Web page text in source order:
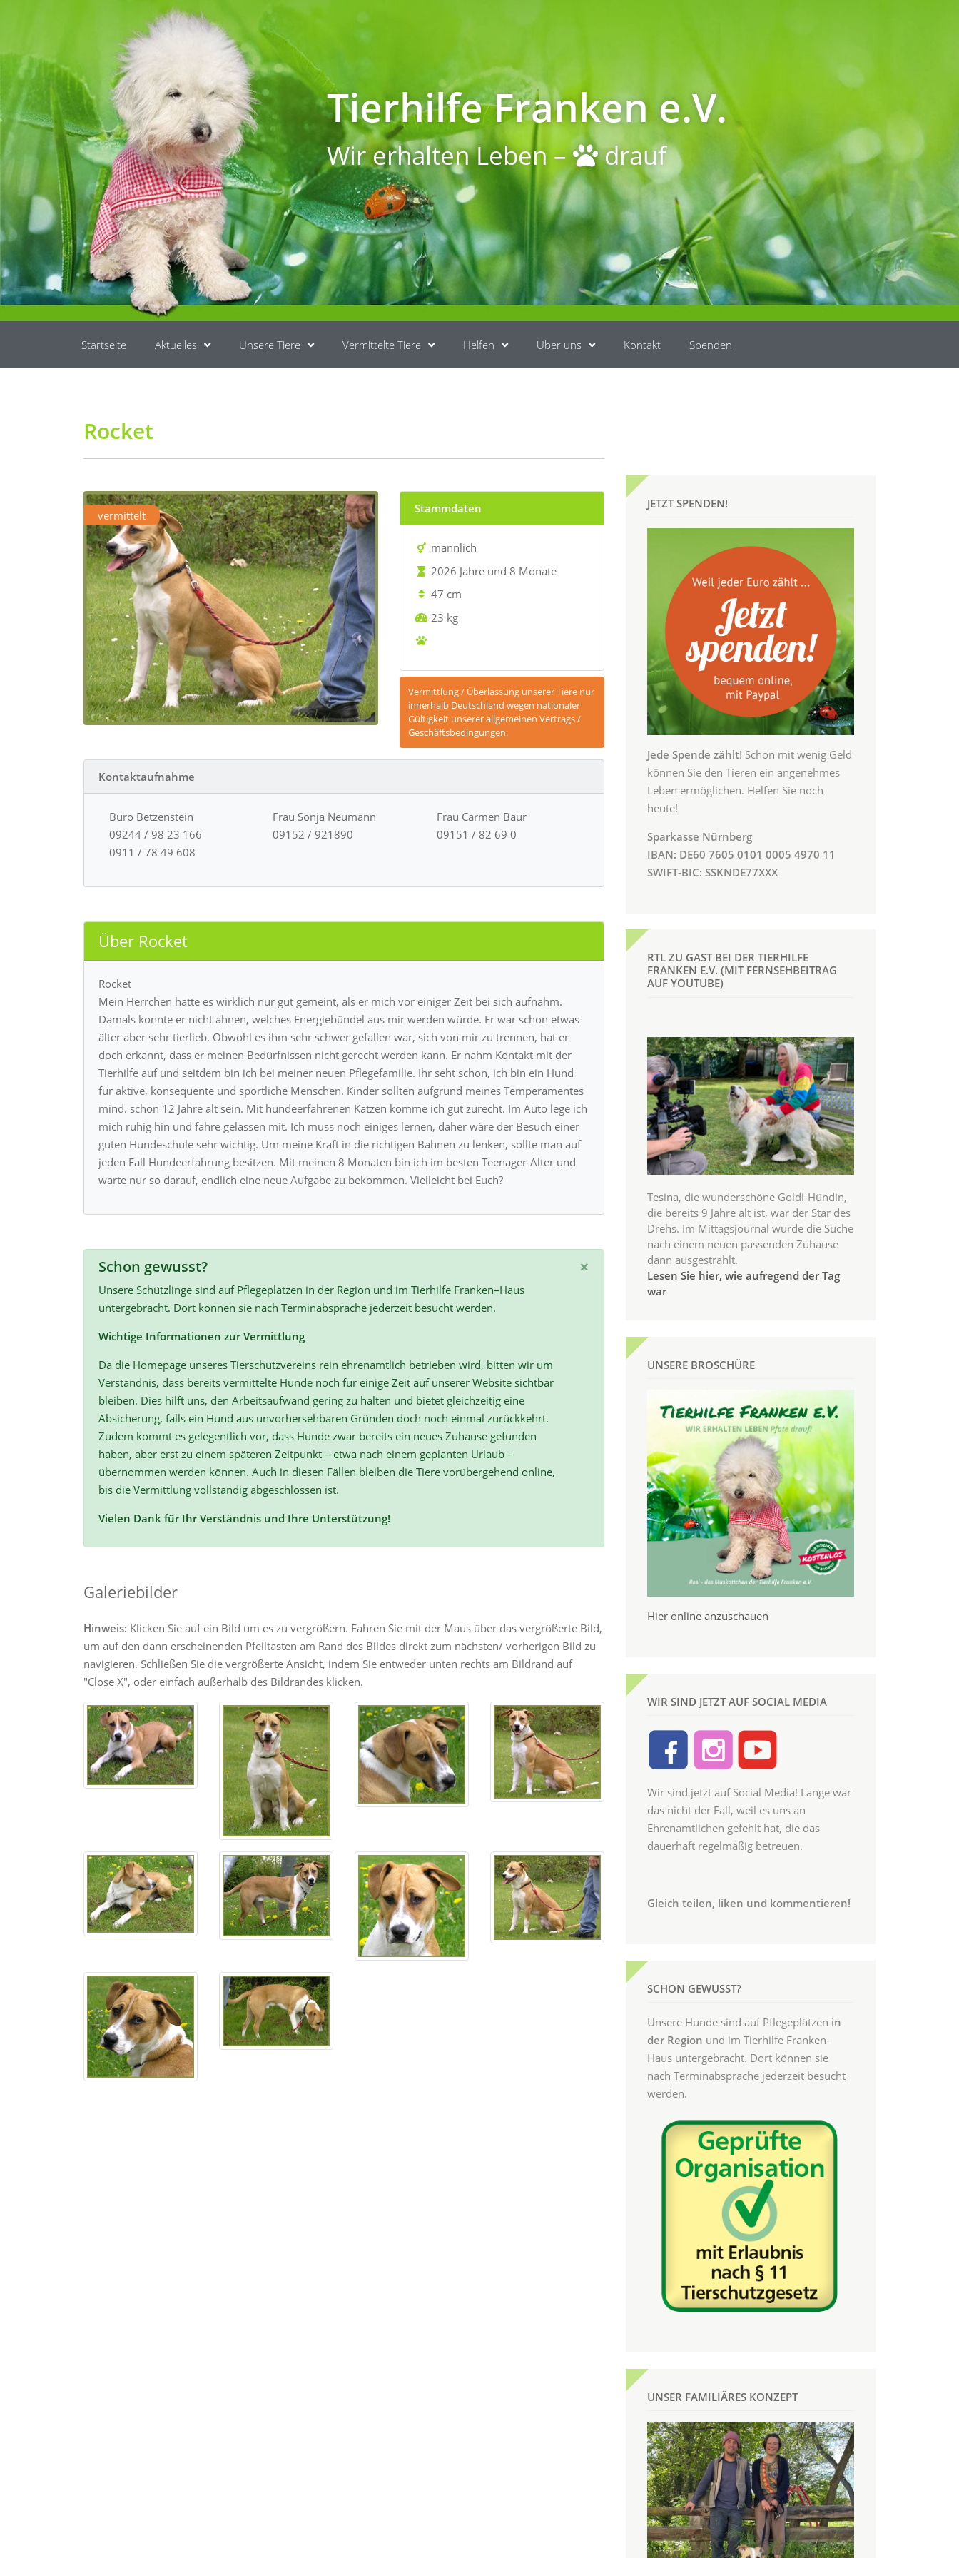
Tierhilfe Franken e.V.
Wir erhalten Leben – drauf
Startseite Aktuelles Unsere Tiere Vermittelte Tiere Helfen Über uns Kontakt Spenden
Rocket
vermittelt Stammdaten
männlich
2026 Jahre und 8 Monate
47 cm
23 kg
Vermittlung / Überlassung unserer Tiere nur
innerhalb Deutschland wegen nationaler
Gültigkeit unserer allgemeinen Vertrags /
Geschäftsbedingungen.
Kontaktaufnahme
Büro Betzenstein
09244 / 98 23 166
0911 / 78 49 608
Frau Sonja Neumann
09152 / 921890
Frau Carmen Baur
09151 / 82 69 0
Über Rocket
Rocket
Mein Herrchen hatte es wirklich nur gut gemeint, als er mich vor einiger Zeit bei sich aufnahm.
Damals konnte er nicht ahnen, welches Energiebündel aus mir werden würde. Er war schon etwas
älter aber sehr tierlieb. Obwohl es ihm sehr schwer gefallen war, sich von mir zu trennen, hat er
doch erkannt, dass er meinen Bedürfnissen nicht gerecht werden kann. Er nahm Kontakt mit der
Tierhilfe auf und seitdem bin ich bei meiner neuen Pflegefamilie. Ihr seht schon, ich bin ein Hund
für aktive, konsequente und sportliche Menschen. Kinder sollten aufgrund meines Temperamentes
mind. schon 12 Jahre alt sein. Mit hundeerfahrenen Katzen komme ich gut zurecht. Im Auto lege ich
mich ruhig hin und fahre gelassen mit. Ich muss noch einiges lernen, daher wäre der Besuch einer
guten Hundeschule sehr wichtig. Um meine Kraft in die richtigen Bahnen zu lenken, sollte man auf
jeden Fall Hundeerfahrung besitzen. Mit meinen 8 Monaten bin ich im besten Teenager-Alter und
warte nur so darauf, endlich eine neue Aufgabe zu bekommen. Vielleicht bei Euch?
×
Schon gewusst?
Unsere Schützlinge sind auf Pflegeplätzen in der Region und im Tierhilfe Franken–Haus
untergebracht. Dort können sie nach Terminabsprache jederzeit besucht werden.
Wichtige Informationen zur Vermittlung
Da die Homepage unseres Tierschutzvereins rein ehrenamtlich betrieben wird, bitten wir um
Verständnis, dass bereits vermittelte Hunde noch für einige Zeit auf unserer Website sichtbar
bleiben. Dies hilft uns, den Arbeitsaufwand gering zu halten und bietet gleichzeitig eine
Absicherung, falls ein Hund aus unvorhersehbaren Gründen doch noch einmal zurückkehrt.
Zudem kommt es gelegentlich vor, dass Hunde zwar bereits ein neues Zuhause gefunden
haben, aber erst zu einem späteren Zeitpunkt – etwa nach einem geplanten Urlaub –
übernommen werden können. Auch in diesen Fällen bleiben die Tiere vorübergehend online,
bis die Vermittlung vollständig abgeschlossen ist.
Vielen Dank für Ihr Verständnis und Ihre Unterstützung!
Galeriebilder
Hinweis: Klicken Sie auf ein Bild um es zu vergrößern. Fahren Sie mit der Maus über das vergrößerte Bild,
um auf den dann erscheinenden Pfeiltasten am Rand des Bildes direkt zum nächsten/ vorherigen Bild zu
navigieren. Schließen Sie die vergrößerte Ansicht, indem Sie entweder unten rechts am Bildrand auf
"Close X", oder einfach außerhalb des Bildrandes klicken.
JETZT SPENDEN!
Jede Spende zählt! Schon mit wenig Geld
können Sie den Tieren ein angenehmes
Leben ermöglichen. Helfen Sie noch
heute!
Sparkasse Nürnberg
IBAN: DE60 7605 0101 0005 4970 11
SWIFT-BIC: SSKNDE77XXX
RTL ZU GAST BEI DER TIERHILFE
FRANKEN E.V. (MIT FERNSEHBEITRAG
AUF YOUTUBE)
Tesina, die wunderschöne Goldi-Hündin,
die bereits 9 Jahre alt ist, war der Star des
Drehs. Im Mittagsjournal wurde die Suche
nach einem neuen passenden Zuhause
dann ausgestrahlt.
Lesen Sie hier, wie aufregend der Tag
war
UNSERE BROSCHÜRE
Hier online anzuschauen
WIR SIND JETZT AUF SOCIAL MEDIA
Wir sind jetzt auf Social Media! Lange war
das nicht der Fall, weil es uns an
Ehrenamtlichen gefehlt hat, die das
dauerhaft regelmäßig betreuen.
Gleich teilen, liken und kommentieren!
SCHON GEWUSST?
Unsere Hunde sind auf Pflegeplätzen in
der Region und im Tierhilfe Franken-
Haus untergebracht. Dort können sie
nach Terminabsprache jederzeit besucht
werden.
UNSER FAMILIÄRES KONZEPT